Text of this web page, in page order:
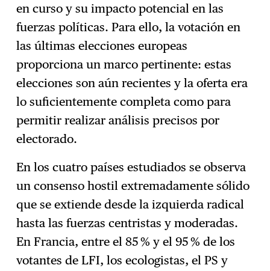
en curso y su impacto potencial en las
fuerzas políticas. Para ello, la votación en
las últimas elecciones europeas
proporciona un marco pertinente: estas
elecciones son aún recientes y la oferta era
lo suficientemente completa como para
permitir realizar análisis precisos por
electorado.
En los cuatro países estudiados se observa
un consenso hostil extremadamente sólido
que se extiende desde la izquierda radical
hasta las fuerzas centristas y moderadas.
En Francia, entre el 85 % y el 95 % de los
votantes de LFI, los ecologistas, el PS y